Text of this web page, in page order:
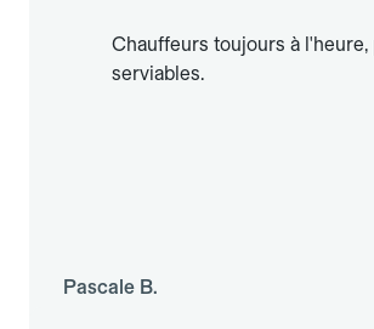
Chauffeurs toujours à l'heure,
serviables.
Pascale B.